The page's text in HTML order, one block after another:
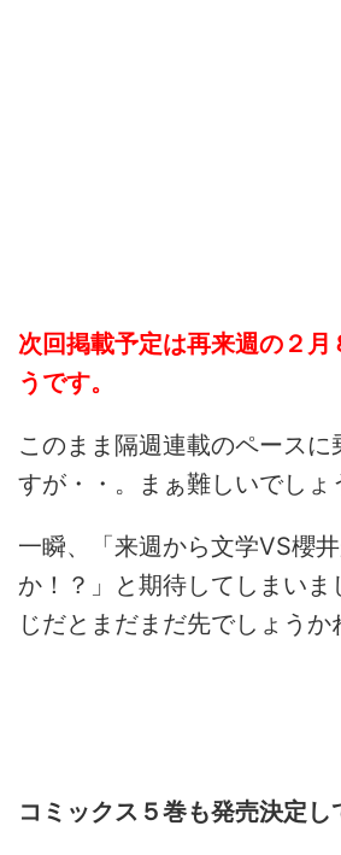
次回掲載予定は再来週の２月
うです。
このまま隔週連載のペースに
すが・・。まぁ難しいでしょ
一瞬、「来週から文学VS櫻
か！？」と期待してしまいま
じだとまだまだ先でしょうか
コミックス５巻も発売決定し